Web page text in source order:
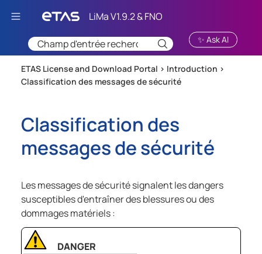
Passer au contenu principal
✨ Ask AI
ETAS License and Download Portal > Introduction >
Classification des messages de sécurité
Classification des
messages de sécurité
Les messages de sécurité signalent les dangers
susceptibles d'entraîner des blessures ou des
dommages matériels :
DANGER